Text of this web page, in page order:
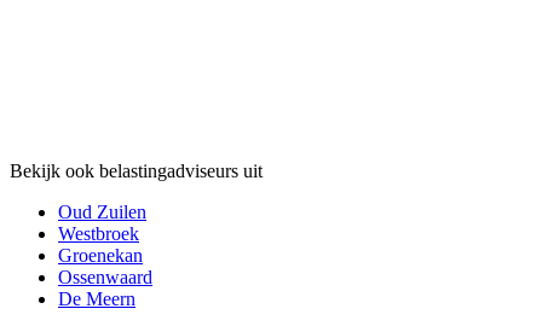
Bekijk ook belastingadviseurs uit
Oud Zuilen
Westbroek
Groenekan
Ossenwaard
De Meern